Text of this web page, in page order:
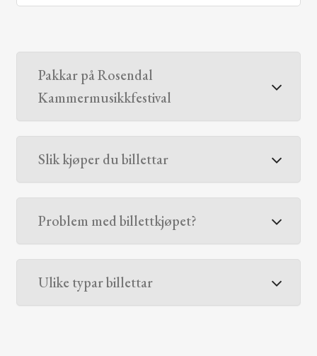
Pakkar på Rosendal
Kammermusikkfestival
Slik kjøper du billettar
Problem med billettkjøpet?
Ulike typar billettar